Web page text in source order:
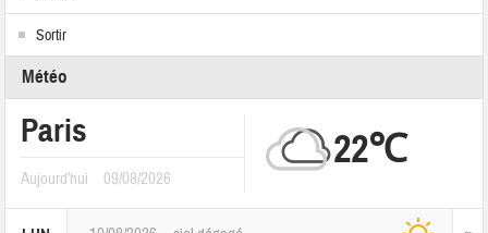
Sortir
Météo
Paris
Aujourd'hui 09/08/2026
22℃